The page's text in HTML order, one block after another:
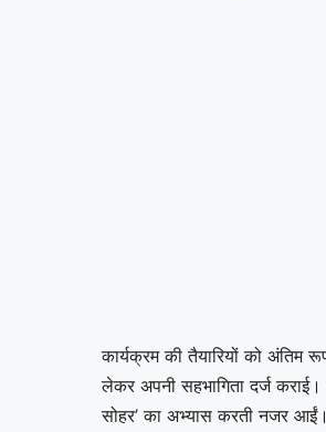
कार्यक्रम की तैयारियों को अंतिम
लेकर अपनी सहभागिता दर्ज
सोहर’ का अभ्यास करती नजर आईं।